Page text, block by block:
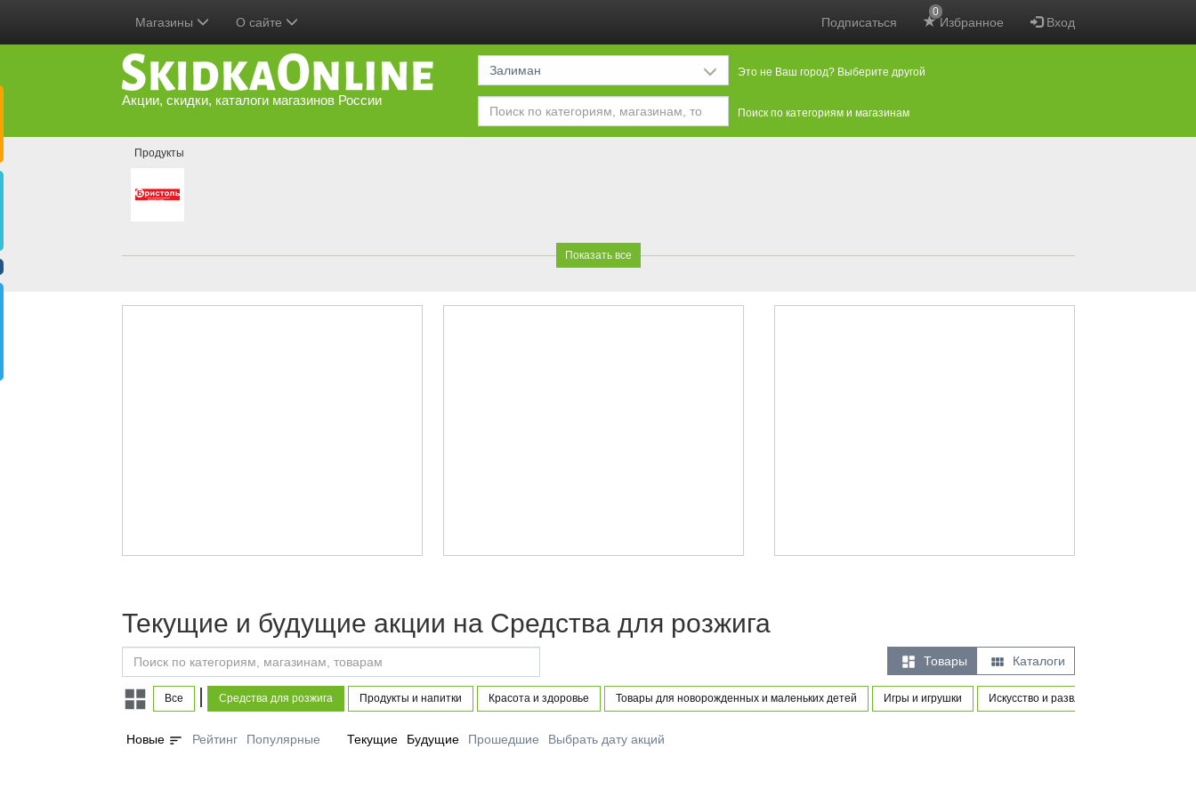
Подписаться Избранное
0
Вход
Магазины О сайте
Акции, скидки, каталоги магазинов России
Залиман Это не Ваш город? Выберите другой
Поиск по категориям и магазинам
Продукты
Показать все
Текущие и будущие акции на Средства для розжига
 Товары  Каталоги
Все | Средства для розжига Продукты и напитки Красота и здоровье Товары для новорожденных и маленьких детей Игры и игрушки Искусство и развлечения
Новые sort Рейтинг Популярные Текущие Будущие Прошедшие Выбрать дату акций